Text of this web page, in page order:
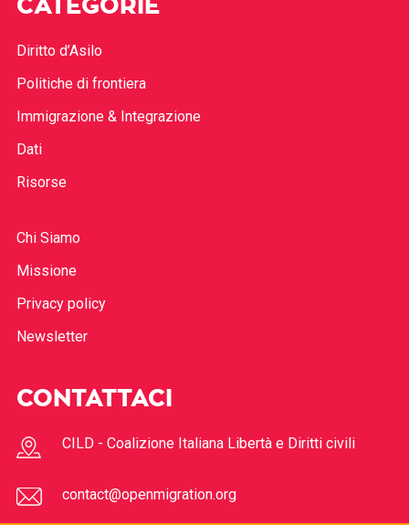
CATEGORIE
Diritto d’Asilo
Politiche di frontiera
Immigrazione & Integrazione
Dati
Risorse
Chi Siamo
Missione
Privacy policy
Newsletter
CONTATTACI
CILD - Coalizione Italiana Libertà e Diritti civili
contact@openmigration.org